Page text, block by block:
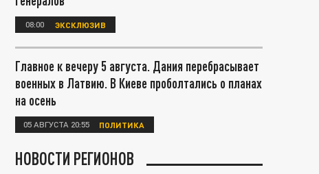
08:00 ЭКСКЛЮЗИВ
Главное к вечеру 5 августа. Дания перебрасывает
военных в Латвию. В Киеве проболтались о планах
на осень
05 АВГУСТА 20:55 ПОЛИТИКА
НОВОСТИ РЕГИОНОВ